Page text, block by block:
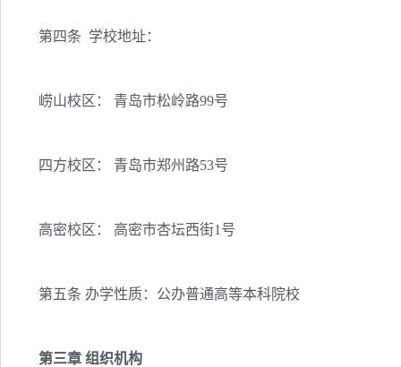
第四条 学校地址：
崂山校区： 青岛市松岭路99号
四方校区： 青岛市郑州路53号
高密校区： 高密市杏坛西街1号
第五条 办学性质：公办普通高等本科院校
第三章 组织机构